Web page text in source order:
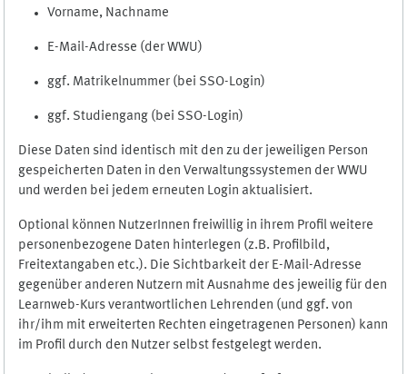
Vorname, Nachname
E-Mail-Adresse (der WWU)
ggf. Matrikelnummer (bei SSO-Login)
ggf. Studiengang (bei SSO-Login)
Diese Daten sind identisch mit den zu der jeweiligen Person
gespeicherten Daten in den Verwaltungssystemen der WWU
und werden bei jedem erneuten Login aktualisiert.
Optional können NutzerInnen freiwillig in ihrem Profil weitere
personenbezogene Daten hinterlegen (z.B. Profilbild,
Freitextangaben etc.). Die Sichtbarkeit der E-Mail-Adresse
gegenüber anderen Nutzern mit Ausnahme des jeweilig für den
Learnweb-Kurs verantwortlichen Lehrenden (und ggf. von
ihr/ihm mit erweiterten Rechten eingetragenen Personen) kann
im Profil durch den Nutzer selbst festgelegt werden.